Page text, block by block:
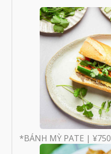
*BÁNH MỲ PATE | ¥750